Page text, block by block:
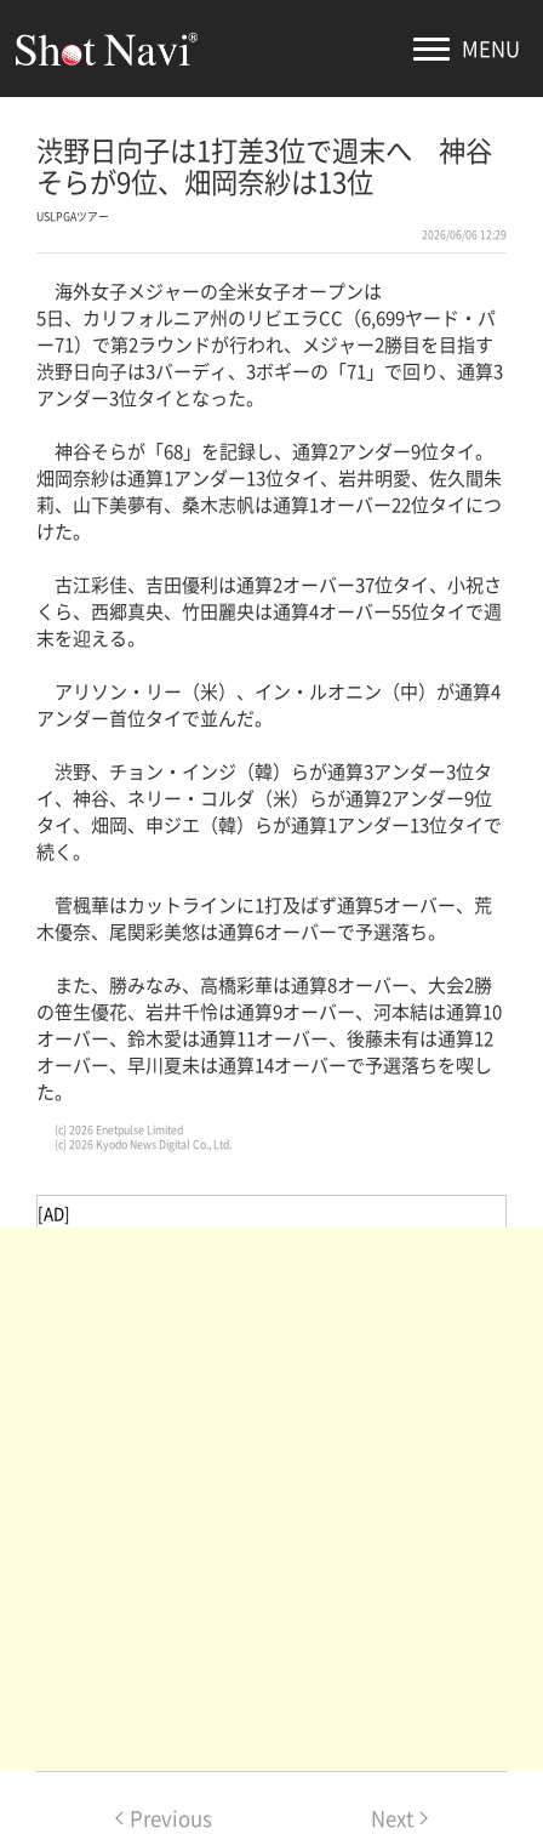
MENU
渋野日向子は1打差3位で週末へ 神谷
そらが9位、畑岡奈紗は13位
USLPGAツアー
2026/06/06 12:29
海外女子メジャーの全米女子オープンは
5日、カリフォルニア州のリビエラCC（6,699ヤード・パ
ー71）で第2ラウンドが行われ、メジャー2勝目を目指す
渋野日向子は3バーディ、3ボギーの「71」で回り、通算3
アンダー3位タイとなった。
神谷そらが「68」を記録し、通算2アンダー9位タイ。
畑岡奈紗は通算1アンダー13位タイ、岩井明愛、佐久間朱
莉、山下美夢有、桑木志帆は通算1オーバー22位タイにつ
けた。
古江彩佳、吉田優利は通算2オーバー37位タイ、小祝さ
くら、西郷真央、竹田麗央は通算4オーバー55位タイで週
末を迎える。
アリソン・リー（米）、イン・ルオニン（中）が通算4
アンダー首位タイで並んだ。
渋野、チョン・インジ（韓）らが通算3アンダー3位タ
イ、神谷、ネリー・コルダ（米）らが通算2アンダー9位
タイ、畑岡、申ジエ（韓）らが通算1アンダー13位タイで
続く。
菅楓華はカットラインに1打及ばず通算5オーバー、荒
木優奈、尾関彩美悠は通算6オーバーで予選落ち。
また、勝みなみ、高橋彩華は通算8オーバー、大会2勝
の笹生優花、岩井千怜は通算9オーバー、河本結は通算10
オーバー、鈴木愛は通算11オーバー、後藤未有は通算12
オーバー、早川夏未は通算14オーバーで予選落ちを喫し
た。
(c) 2026 Enetpulse Limited
(c) 2026 Kyodo News Digital Co., Ltd.
[AD]
Previous Next